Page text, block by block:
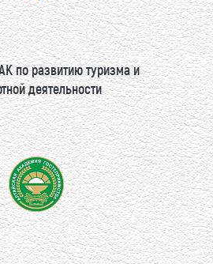
по развитию туризма и
деятельности